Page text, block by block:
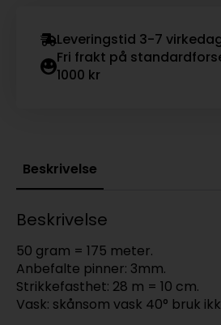
Leveringstid 3-7
Fri frakt på
1000 kr
Beskrivelse
Beskrivelse
50 gram = 175 meter.
Anbefalte pinner: 3mm.
Strikkefasthet: 28 m = 10 cm.
Vask: skånsom vask 40° bruk